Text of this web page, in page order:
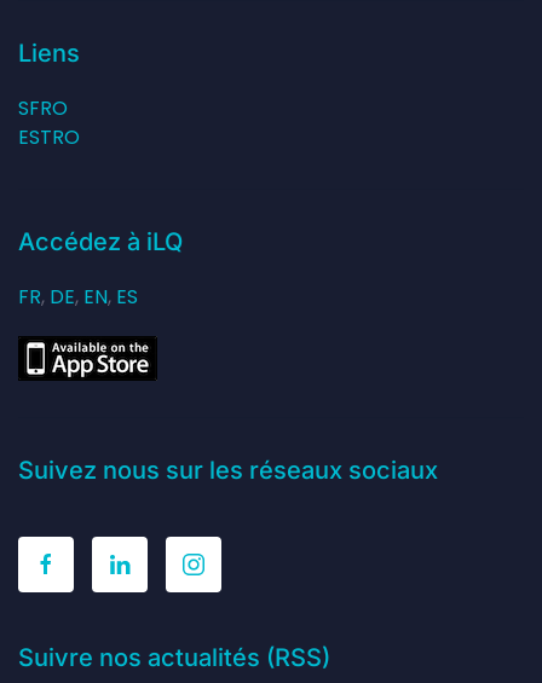
Liens
SFRO
ESTRO
Accédez à iLQ
FR, DE, EN, ES
Suivez nous sur les réseaux sociaux
Suivre nos actualités (RSS)